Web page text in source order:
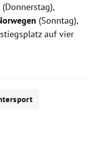
(Donnerstag),
(Sonntag),
auf vier